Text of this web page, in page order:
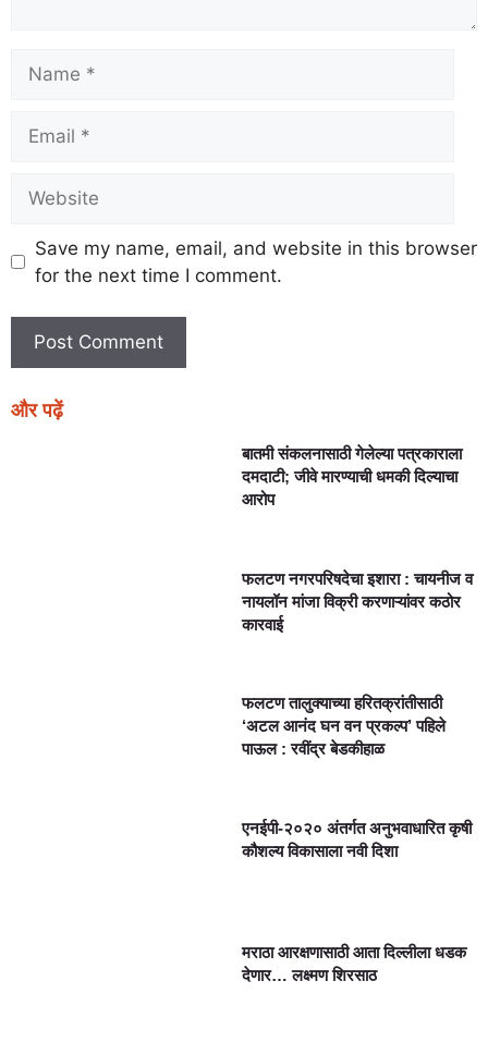
Save my name, email, and website in this browser
for the next time I comment.
और पढ़ें
बातमी संकलनासाठी गेलेल्या पत्रकाराला
दमदाटी; जीवे मारण्याची धमकी दिल्याचा
आरोप
फलटण नगरपरिषदेचा इशारा : चायनीज व
नायलॉन मांजा विक्री करणाऱ्यांवर कठोर
कारवाई
फलटण तालुक्याच्या हरितक्रांतीसाठी
‘अटल आनंद घन वन प्रकल्प’ पहिले
पाऊल : रवींद्र बेडकीहाळ
एनईपी-२०२० अंतर्गत अनुभवाधारित कृषी
कौशल्य विकासाला नवी दिशा
मराठा आरक्षणासाठी आता दिल्लीला धडक
देणार… लक्ष्मण शिरसाठ